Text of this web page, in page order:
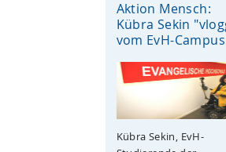
Aktion Mensch:
Kübra Sekin
vom EvH-Campus
Kübra Sekin, EvH-